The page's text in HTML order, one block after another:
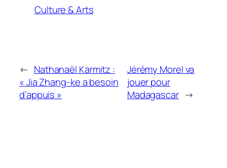
Culture & Arts
← Nathanaël Karmitz :
« Jia Zhang-ke a besoin
d’appuis »
Jérémy Morel va
jouer pour
Madagascar →